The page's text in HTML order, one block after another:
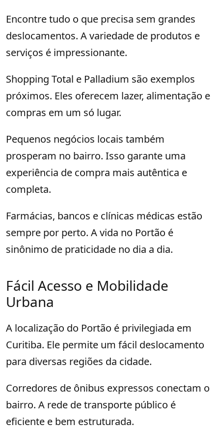
Encontre tudo o que precisa sem grandes
deslocamentos. A variedade de produtos e
serviços é impressionante.
Shopping Total e Palladium são exemplos
próximos. Eles oferecem lazer, alimentação e
compras em um só lugar.
Pequenos negócios locais também
prosperam no bairro. Isso garante uma
experiência de compra mais autêntica e
completa.
Farmácias, bancos e clínicas médicas estão
sempre por perto. A vida no Portão é
sinônimo de praticidade no dia a dia.
Fácil Acesso e Mobilidade
Urbana
A localização do Portão é privilegiada em
Curitiba. Ele permite um fácil deslocamento
para diversas regiões da cidade.
Corredores de ônibus expressos conectam o
bairro. A rede de transporte público é
eficiente e bem estruturada.